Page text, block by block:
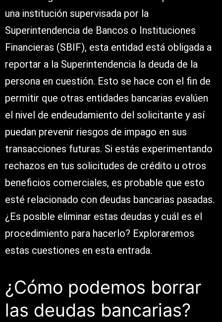
una institución supervisada por la
Superintendencia de Bancos o Instituciones
Financieras (SBIF), esta entidad está obligada a
reportar a la Superintendencia la deuda de la
persona en cuestión. Esto se hace con el fin de
permitir que otras entidades bancarias evalúen
el nivel de endeudamiento del solicitante y así
puedan prevenir riesgos de impago en sus
transacciones futuras. Si estás experimentando
rechazos en tus solicitudes de crédito u otros
beneficios comerciales, es probable que esto
esté relacionado con deudas bancarias pasadas.
¿Es posible eliminar estas deudas y cuál es el
procedimiento para hacerlo? Exploraremos
estas cuestiones en esta entrada.
¿Cómo podemos borrar
las deudas bancarias?